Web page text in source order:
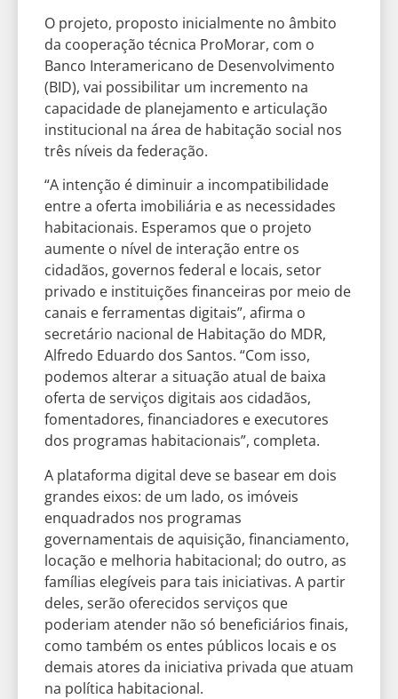
O projeto, proposto inicialmente no âmbito
da cooperação técnica ProMorar, com o
Banco Interamericano de Desenvolvimento
(BID), vai possibilitar um incremento na
capacidade de planejamento e articulação
institucional na área de habitação social nos
três níveis da federação.
“A intenção é diminuir a incompatibilidade
entre a oferta imobiliária e as necessidades
habitacionais. Esperamos que o projeto
aumente o nível de interação entre os
cidadãos, governos federal e locais, setor
privado e instituições financeiras por meio de
canais e ferramentas digitais”, afirma o
secretário nacional de Habitação do MDR,
Alfredo Eduardo dos Santos. “Com isso,
podemos alterar a situação atual de baixa
oferta de serviços digitais aos cidadãos,
fomentadores, financiadores e executores
dos programas habitacionais”, completa.
A plataforma digital deve se basear em dois
grandes eixos: de um lado, os imóveis
enquadrados nos programas
governamentais de aquisição, financiamento,
locação e melhoria habitacional; do outro, as
famílias elegíveis para tais iniciativas. A partir
deles, serão oferecidos serviços que
poderiam atender não só beneficiários finais,
como também os entes públicos locais e os
demais atores da iniciativa privada que atuam
na política habitacional.